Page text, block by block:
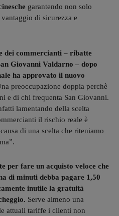
garantendo non solo
di sicurezza e
dei commercianti – ribatte
Giovanni Valdarno – dopo
ha approvato il nuovo
preoccupazione doppia perchè
e di chi frequenta San Giovanni.
lamentando della scelta
il rischio reale è
di una scelta che riteniamo
per fare un acquisto veloce che
di minuti debba pagare 1,50
inutile la gratuità
Serve almeno una
attuali tariffe i clienti non